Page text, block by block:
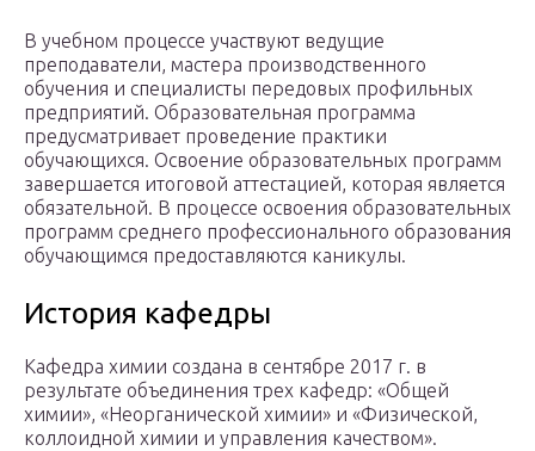
В учебном процессе участвуют ведущие
преподаватели, мастера производственного
обучения и специалисты передовых профильных
предприятий. Образовательная программа
предусматривает проведение практики
обучающихся. Освоение образовательных программ
завершается итоговой аттестацией, которая является
обязательной. В процессе освоения образовательных
программ среднего профессионального образования
обучающимся предоставляются каникулы.
История кафедры
Кафедра химии создана в сентябре 2017 г. в
результате объединения трех кафедр: «Общей
химии», «Неорганической химии» и «Физической,
коллоидной химии и управления качеством».